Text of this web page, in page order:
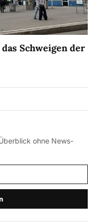
Schweigen der
ohne News-